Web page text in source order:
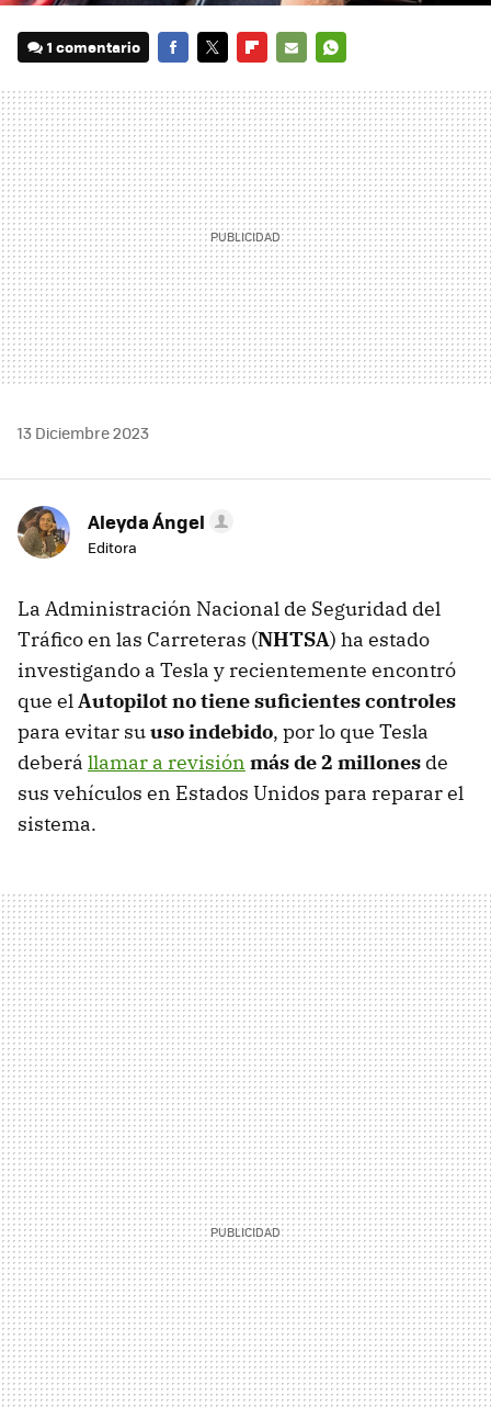
1 comentario
MAIL
13 Diciembre 2023
Aleyda Ángel
Editora
La Administración Nacional de Seguridad del
Tráfico en las Carreteras (NHTSA) ha estado
investigando a Tesla y recientemente encontró
que elAutopilot no tiene suficientes controles
para evitar suuso indebido, por lo que Tesla
deberá llamar a revisión más de 2 millones de
sus vehículos en Estados Unidos para reparar el
sistema.